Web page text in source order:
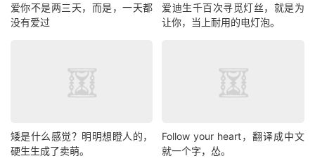
爱你不是两三天，而是，一天都
没有爱过
爱迪生千百次寻觅灯丝，就是为
让你，当上耐用的电灯泡。
矮是什么感觉？明明想瞪人的，
硬生生成了卖萌。
Follow your heart，翻译成中文
就一个字，怂。